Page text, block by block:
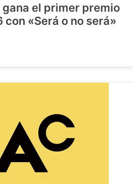
el primer premio
con «Será o no será»